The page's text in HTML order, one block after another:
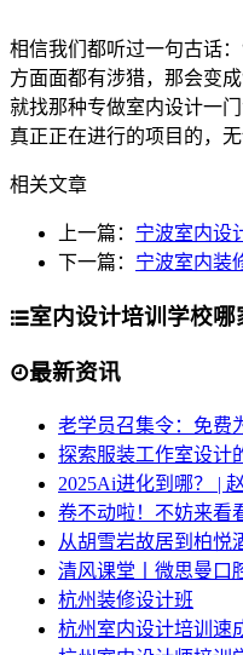
相信我们都听过一句古话
方面面都有涉猎，那会变
就找那种专做室内设计一
真正正在进行的项目的，
相关文章
上一篇： 宁波室内设
下一篇： 宁波室内装
室内设计培训学校哪
最新资讯
老学员召集令：免费
探索服装工作室设计
2025Ai进化到哪？ |
卷不动啦！不妨来看
从胡雪岩故居到柏悦
清风课堂丨微思曼口
杭州装修设计班
杭州室内设计培训速